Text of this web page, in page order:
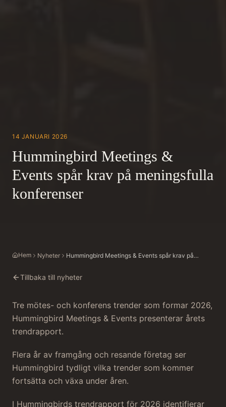
14 JANUARI 2026
Hummingbird Meetings &
Events spår krav på meningsfulla
konferenser
Hem Nyheter
Hummingbird Meetings & Events spår krav på
Tillbaka till nyheter
Tre mötes- och konferens trender som formar 2026,
Hummingbird Meetings & Events presenterar årets
trendrapport.
Flera år av framgång och resande företag ser
Hummingbird tydligt vilka trender som kommer
fortsätta och växa under åren.
I Hummingbirds trendrapport för 2026 identifierar